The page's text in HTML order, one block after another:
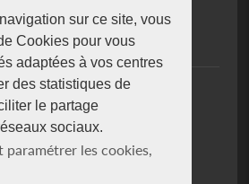
sur ce site, vous
Cookies pour vous
adaptées à vos centres
des statistiques de
le partage
sociaux.
paramétrer les cookies,
52 93
newsletter